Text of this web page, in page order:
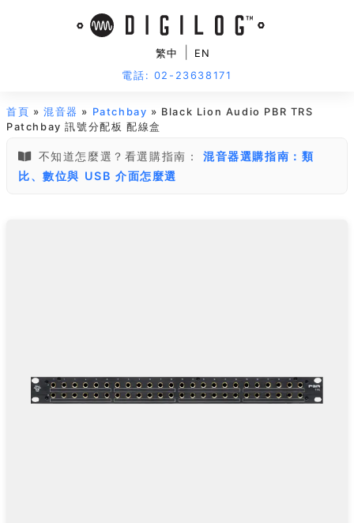
繁中
EN
電話: 02-23638171
首頁 »混音器 » Patchbay » Black Lion Audio PBR TRS
Patchbay 訊號分配板 配線盒
不知道怎麼選？看選購指南：
混音器選購指南：類
比、數位與 USB 介面怎麼選